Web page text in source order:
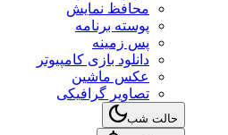
محافظ نمایش
پوسته برنامه
پس زمینه
دانلود بازی کامپیوتر
عکس ماشین
تصاویر گرافیکی
حالت شب